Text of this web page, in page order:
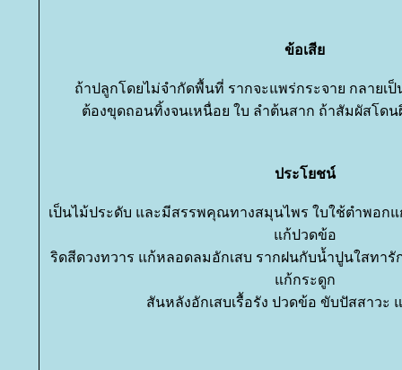
ข้อเสี
ถ้าปลูกโดยไม่จำกัดพื้นที่ รากจะแพร่กระจาย กลาย
ต้องขุดถอนทิ้งจนเหนื่อย ใบ ลำต้นสาก ถ้าสัมผัสโดน
ประโยชน์
เป็นไม้ประดับ และมีสรรพคุณทางสมุนไพร ใบใช้ตำพอก
ก้ปวดข้อ
ริดสีดวงทวาร แก้หลอดลมอักเสบ รากฝนกับน้ำปูนใสทารั
ก้กระดูก
สันหลังอักเสบเรื้อรัง ปวดข้อ ขับปัสสาวะ